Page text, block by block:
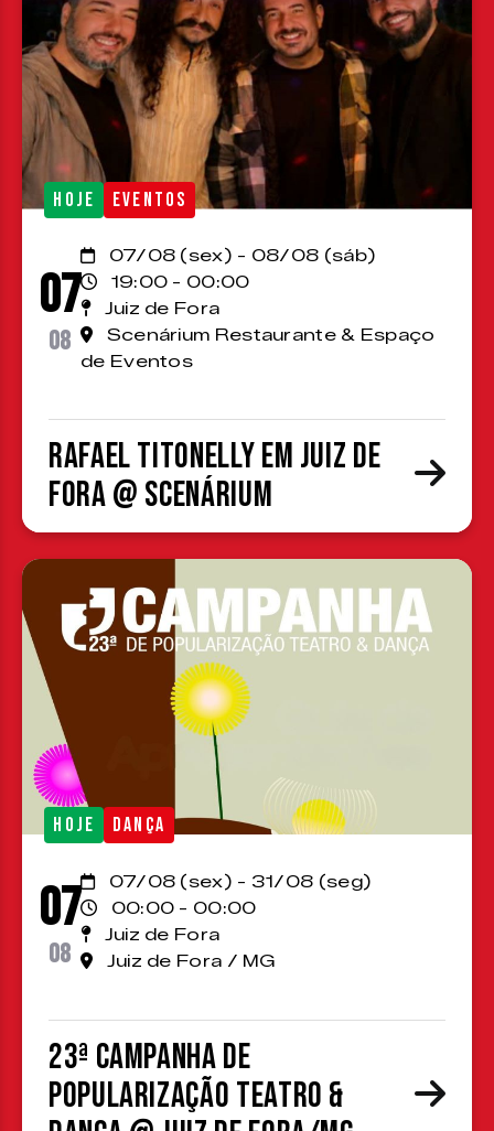
HOJE EVENTOS
07
08
07/08 (sex) - 08/08 (sáb)
19:00 - 00:00
Juiz de Fora
Scenárium Restaurante & Espaço
de Eventos
Rafael Titonelly em Juiz de
Fora @ Scenárium
HOJE DANÇA
07
08
07/08 (sex) - 31/08 (seg)
00:00 - 00:00
Juiz de Fora
Juiz de Fora / MG
23ª Campanha de
Popularização Teatro &